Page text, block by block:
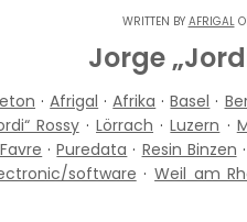
WRITTEN BY AFRIGAL
Jorge
·Afrigal ·Afrika ·Basel ·
Rossy·Lörrach ·Luzern ·
·Puredata · Resin Binzen ·
software ·Weil am